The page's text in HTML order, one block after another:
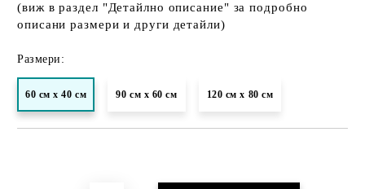
(виж в раздел "Детайлно описание" за подробно
описани размери и други детайли)
Размери:
60 см х 40 см 90 см х 60 см 120 см х 80 см